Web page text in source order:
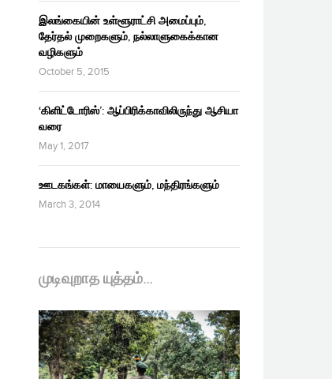
இலங்கையின் உள்ளூராட்சி அமைப்பும்,
தேர்தல் முறைகளும், நல்லாளுகைக்கான
வழிகளும்
October 5, 2015
‘கிளிட்டோரிஸ்’: ஆப்பிரிக்காவிலிருந்து ஆசியா
வரை
May 1, 2017
ஊடகங்கள்: மாயைகளும், மந்திரங்களும்
March 3, 2014
முடிவுறாத யுத்தம்…